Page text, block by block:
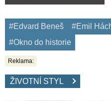
#Edvard Beneš #Emil
#Okno do historie
Reklama:
ŽIVOTNÍ STYL